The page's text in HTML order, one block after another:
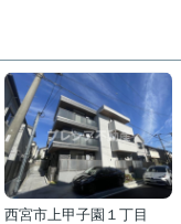
西宮市上甲子園１丁目